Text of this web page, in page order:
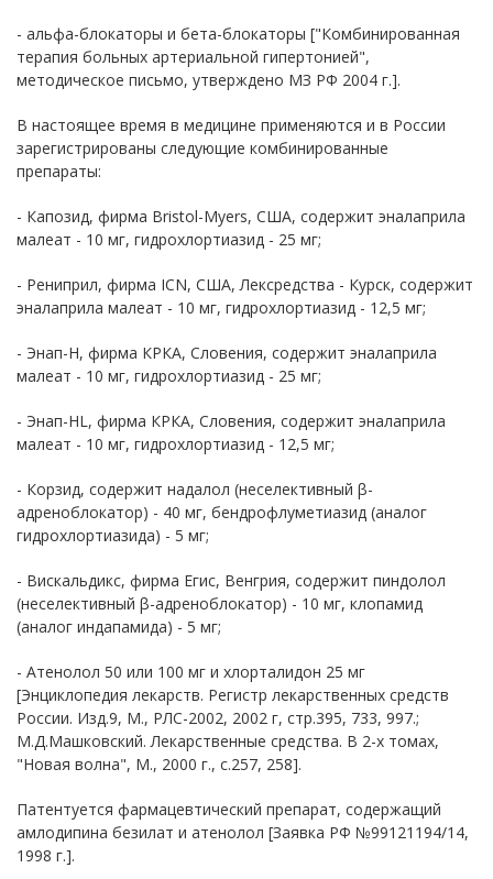
- альфа-блокаторы и бета-блокаторы ["Комбинированная
терапия больных артериальной гипертонией",
методическое письмо, утверждено МЗ РФ 2004 г.].
В настоящее время в медицине применяются и в России
зарегистрированы следующие комбинированные
препараты:
- Капозид, фирма Bristol-Myers, США, содержит эналаприла
малеат - 10 мг, гидрохлортиазид - 25 мг;
- Рениприл, фирма ICN, США, Лексредства - Курск, содержит
эналаприла малеат - 10 мг, гидрохлортиазид - 12,5 мг;
- Энап-Н, фирма КРКА, Словения, содержит эналаприла
малеат - 10 мг, гидрохлортиазид - 25 мг;
- Энап-HL, фирма КРКА, Словения, содержит эналаприла
малеат - 10 мг, гидрохлортиазид - 12,5 мг;
- Корзид, содержит надалол (неселективный β-
адреноблокатор) - 40 мг, бендрофлуметиазид (аналог
гидрохлортиазида) - 5 мг;
- Вискальдикс, фирма Егис, Венгрия, содержит пиндолол
(неселективный β-адреноблокатор) - 10 мг, клопамид
(аналог индапамида) - 5 мг;
- Атенолол 50 или 100 мг и хлорталидон 25 мг
[Энциклопедия лекарств. Регистр лекарственных средств
России. Изд.9, М., РЛС-2002, 2002 г, стр.395, 733, 997.;
М.Д.Машковский. Лекарственные средства. В 2-х томах,
"Новая волна", М., 2000 г., с.257, 258].
Патентуется фармацевтический препарат, содержащий
амлодипина безилат и атенолол [Заявка РФ №99121194/14,
1998 г.].